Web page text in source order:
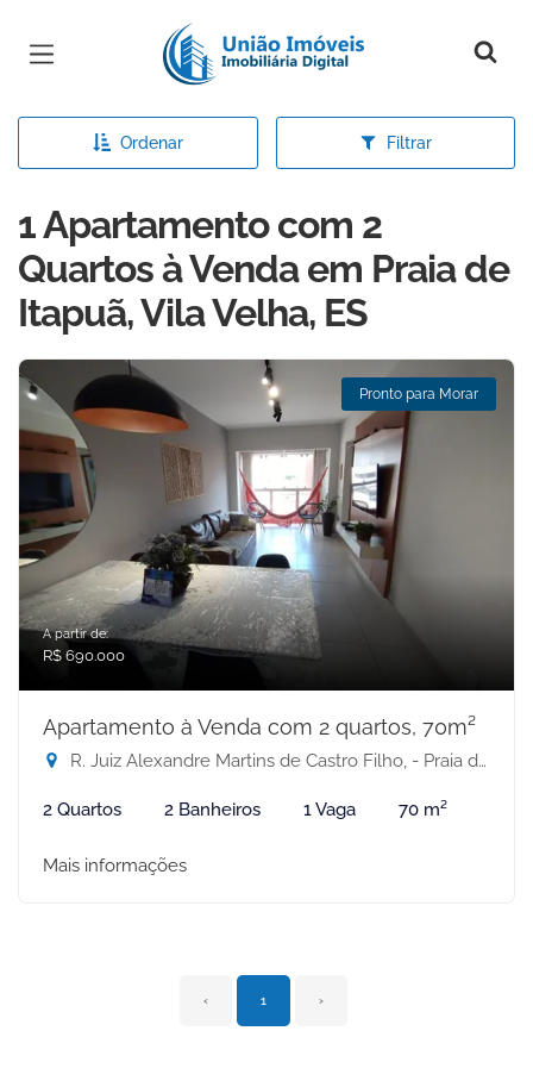
Página inicial
Ordenar Filtrar
1 Apartamento com 2
Quartos à Venda em Praia de
Itapuã, Vila Velha, ES
Pronto para Morar
A partir de:
R$ 690.000
Apartamento à Venda com 2 quartos, 70m²
R. Juiz Alexandre Martins de Castro Filho, - Praia de Itapuã, Vila Velha-ES
2 Quartos 2 Banheiros 1 Vaga 70 m²
Mais informações
‹ 1 ›